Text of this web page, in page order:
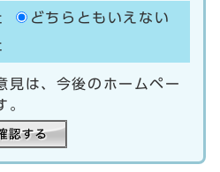
どちらともいえない
見は、今後のホームペー
。